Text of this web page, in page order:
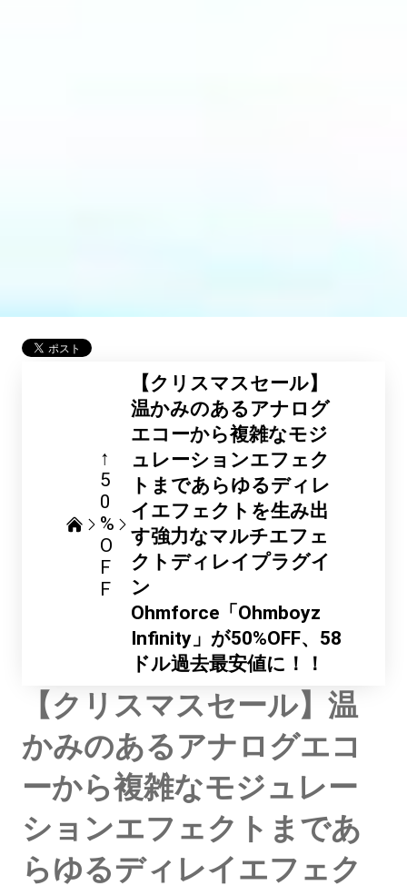
↑
5
0
%
O
F
F
【クリスマスセール】
温かみのあるアナログ
エコーから複雑なモジ
ュレーションエフェク
トまであらゆるディレ
イエフェクトを生み出
す強力なマルチエフェ
クトディレイプラグイ
ン
Ohmforce「Ohmboyz
Infinity」が50%OFF、58
ドル過去最安値に！！
【クリスマスセール】温
かみのあるアナログエコ
ーから複雑なモジュレー
ションエフェクトまであ
らゆるディレイエフェク